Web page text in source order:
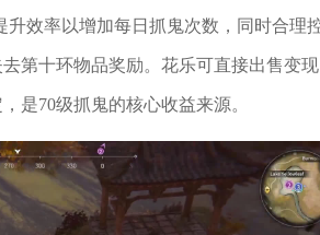
效率以增加每日抓鬼次数，同时合理
第十环物品奖励。花乐可直接出售变
是70级抓鬼的核心收益来源。